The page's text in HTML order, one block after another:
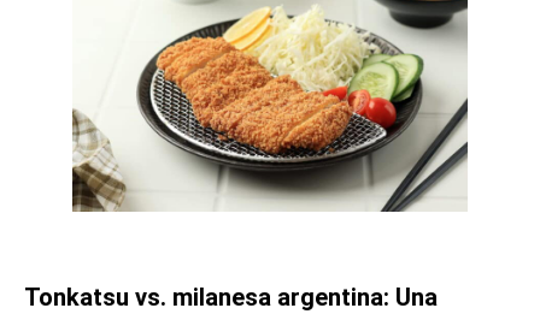
Tonkatsu vs. milanesa argentina: Una